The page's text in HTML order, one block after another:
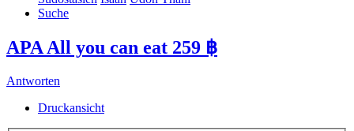
Suche
APA All you can eat 259 ฿
Antworten
Druckansicht